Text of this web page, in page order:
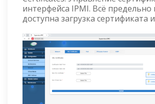
интерфейса IPMI. Всё предельно
доступна загрузка сертификата